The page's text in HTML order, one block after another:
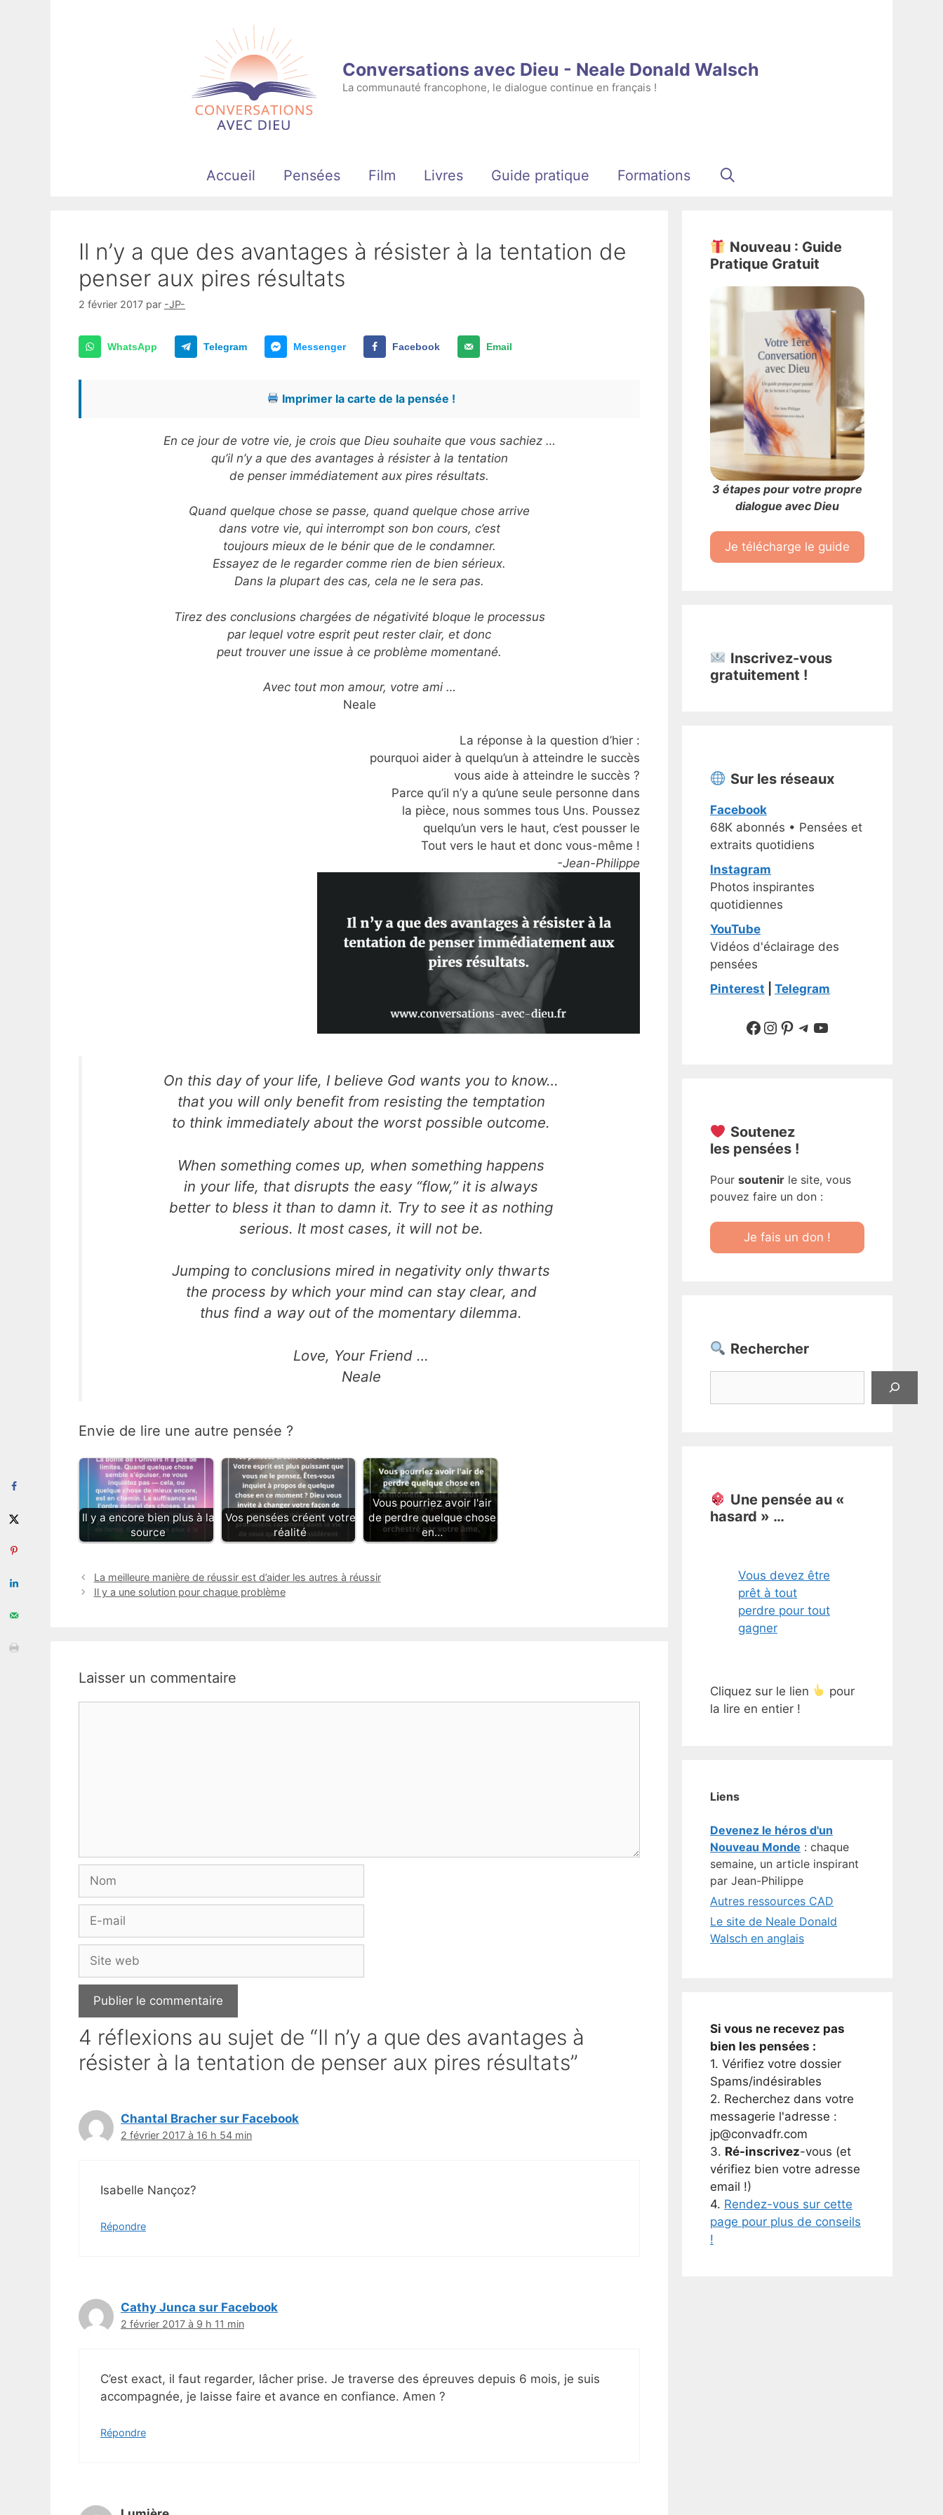
Conversations avec Dieu - Neale Donald Walsch
La communauté francophone, le dialogue continue en français !
Accueil Pensées Film Livres Guide pratique Formations
Il n’y a que des avantages à résister à la tentation de
penser aux pires résultats
2 février 2017 par -JP-
WhatsApp Telegram Messenger Facebook Email
Imprimer la carte de la pensée !
En ce jour de votre vie, je crois que Dieu souhaite que vous sachiez …
qu’il n’y a que des avantages à résister à la tentation
de penser immédiatement aux pires résultats.
Quand quelque chose se passe, quand quelque chose arrive
dans votre vie, qui interrompt son bon cours, c’est
toujours mieux de le bénir que de le condamner.
Essayez de le regarder comme rien de bien sérieux.
Dans la plupart des cas, cela ne le sera pas.
Tirez des conclusions chargées de négativité bloque le processus
par lequel votre esprit peut rester clair, et donc
peut trouver une issue à ce problème momentané.
Avec tout mon amour, votre ami …
Neale
La réponse à la question d’hier :
pourquoi aider à quelqu’un à atteindre le succès
vous aide à atteindre le succès ?
Parce qu’il n’y a qu’une seule personne dans
la pièce, nous sommes tous Uns. Poussez
quelqu’un vers le haut, c’est pousser le
Tout vers le haut et donc vous-même !
-Jean-Philippe
On this day of your life, I believe God wants you to know…
that you will only benefit from resisting the temptation
to think immediately about the worst possible outcome.
When something comes up, when something happens
in your life, that disrupts the easy “flow,” it is always
better to bless it than to damn it. Try to see it as nothing
serious. It most cases, it will not be.
Jumping to conclusions mired in negativity only thwarts
the process by which your mind can stay clear, and
thus find a way out of the momentary dilemma.
Love, Your Friend …
Neale
Envie de lire une autre pensée ?
Il y a encore bien plus à la
source
Vos pensées créent votre
réalité
Vous pourriez avoir l'air
de perdre quelque chose
en…
La meilleure manière de réussir est d’aider les autres à réussir
Il y a une solution pour chaque problème
Laisser un commentaire
mail
web
4 réflexions au sujet de “Il n’y a que des avantages à
résister à la tentation de penser aux pires résultats”
Chantal Bracher sur Facebook
2 février 2017 à 16 h 54 min
Isabelle Nançoz?
Répondre
Cathy Junca sur Facebook
2 février 2017 à 9 h 11 min
C’est exact, il faut regarder, lâcher prise. Je traverse des épreuves depuis 6 mois, je suis
accompagnée, je laisse faire et avance en confiance. Amen ?
Répondre
Nouveau : Guide
Pratique Gratuit
3 étapes pour votre propre
dialogue avec Dieu
Je télécharge le guide
Inscrivez-vous
gratuitement !
Sur les réseaux
Facebook
68K abonnés • Pensées et
extraits quotidiens
Instagram
Photos inspirantes
quotidiennes
YouTube
Vidéos d'éclairage des
pensées
Pinterest
Telegram
Suivre sur Facebook
Suivre sur Instagram
Pinterest
Sur Telegram
YouTube
Soutenez
les pensées !
Pour soutenir le site, vous
pouvez faire un don :
Je fais un don !
Rechercher
Une pensée au «
hasard » …
Vous devez être
prêt à tout
perdre pour tout
gagner
Cliquez sur le lien
pour
la lire en entier !
Liens
Devenez le héros d'un
Nouveau Monde : chaque
semaine, un article inspirant
par Jean-Philippe
Autres ressources CAD
Le site de Neale Donald
Walsch en anglais
Si vous ne recevez pas
bien les pensées :
1. Vérifiez votre dossier
Spams/indésirables
2. Recherchez dans votre
messagerie l'adresse :
jp@convadfr.com
3. Ré-inscrivez-vous (et
vérifiez bien votre adresse
email !)
4. Rendez-vous sur cette
page pour plus de conseils
!